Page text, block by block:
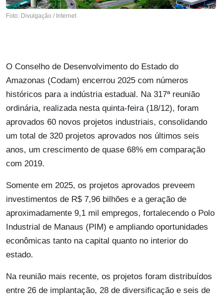
Foto: Divulgação / Internet
O Conselho de Desenvolvimento do Estado do
Amazonas (Codam) encerrou 2025 com números
históricos para a indústria estadual. Na 317ª reunião
ordinária, realizada nesta quinta-feira (18/12), foram
aprovados 60 novos projetos industriais, consolidando
um total de 320 projetos aprovados nos últimos seis
anos, um crescimento de quase 68% em comparação
com 2019.
Somente em 2025, os projetos aprovados preveem
investimentos de R$ 7,96 bilhões e a geração de
aproximadamente 9,1 mil empregos, fortalecendo o Polo
Industrial de Manaus (PIM) e ampliando oportunidades
econômicas tanto na capital quanto no interior do
estado.
Na reunião mais recente, os projetos foram distribuídos
entre 26 de implantação, 28 de diversificação e seis de